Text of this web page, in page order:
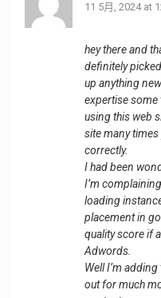
11 5月, 2024 at
hey there and
definitely picked
up anything
expertise
using this web
site many
correctly.
I had been
I’m
loading
placement in
quality score if
Adwords.
Well I’m
out for much